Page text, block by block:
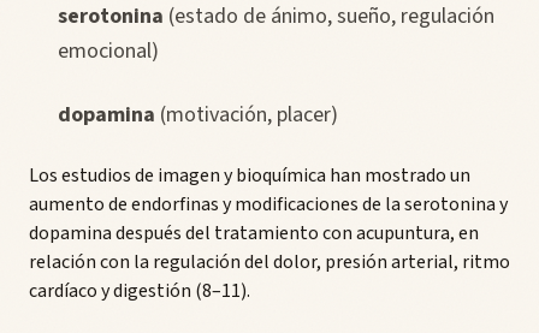
serotonina (estado de ánimo, sueño, regulación
emocional)
dopamina (motivación, placer)
Los estudios de imagen y bioquímica han mostrado un
aumento de endorfinas y modificaciones de la serotonina y
dopamina después del tratamiento con acupuntura, en
relación con la regulación del dolor, presión arterial, ritmo
cardíaco y digestión (8–11).